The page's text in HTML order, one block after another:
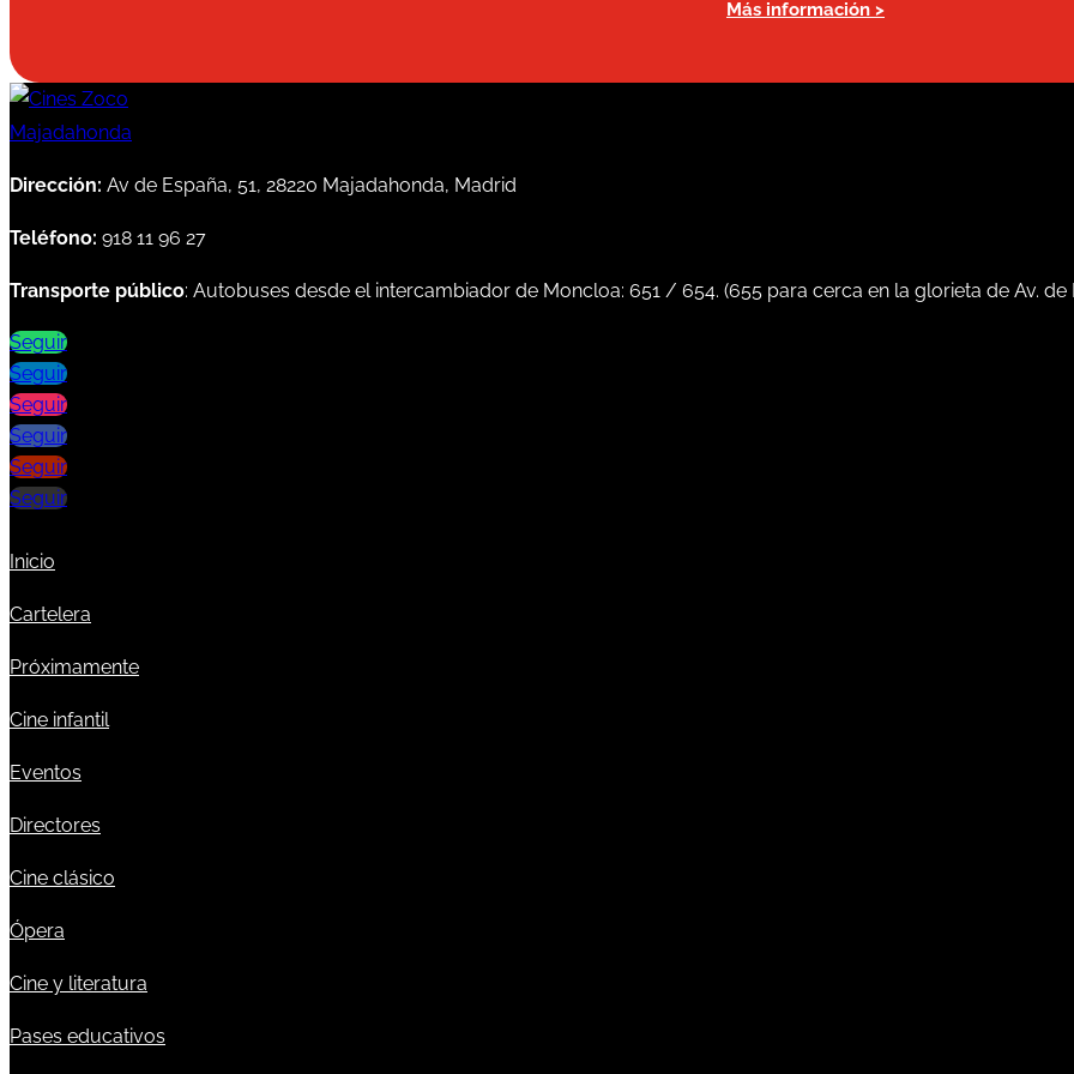
Más información >
Dirección: Av de España, 51, 28220 Majadahonda, Madrid
Teléfono: 918 11 96 27
Transporte público: Autobuses desde el intercambiador de Moncloa: 651 / 654. (655 para cerca en la glorieta de Av. de
Seguir
Seguir
Seguir
Seguir
Seguir
Seguir
Inicio
Cartelera
Próximamente
Cine infantil
Eventos
Directores
Cine clásico
Ópera
Cine y literatura
Pases educativos